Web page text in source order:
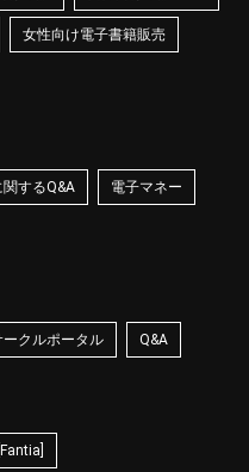
女性向け電子書籍販売
関するQ&A 電子マネー
ークルポータル Q&A